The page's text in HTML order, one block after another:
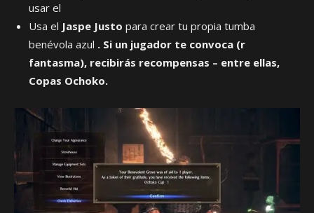
usar el
Usa el Jaspe Justo para crear tu propia tumba
benévola azul . Si un jugador te convoca (r
fantasma), recibirás recompensas – entre ellas,
Copas Ochoko.